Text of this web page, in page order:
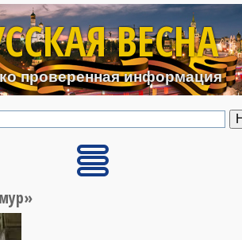
Перейти к основному
ВЕСНА
проверенная информация